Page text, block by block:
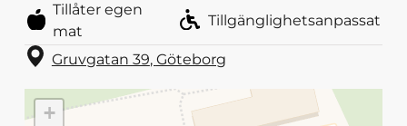
Tillåter egen
mat
Tillgänglighetsanpassat
Gruvgatan 39, Göteborg
+